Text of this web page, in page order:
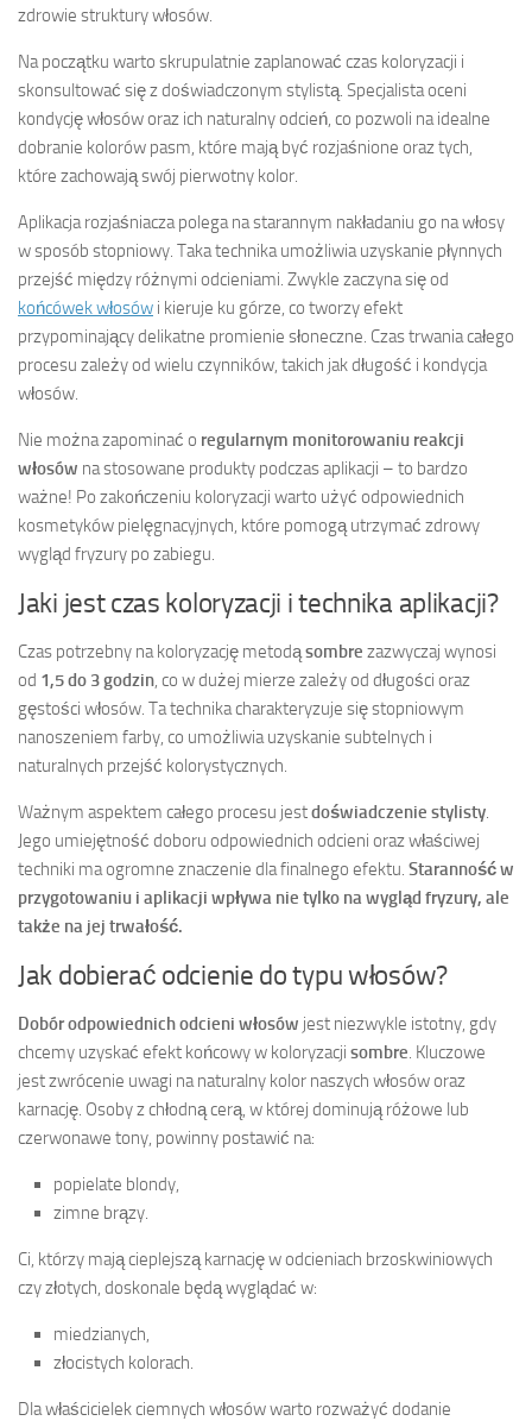
zdrowie struktury włosów.
Na początku warto skrupulatnie zaplanować czas koloryzacji i
skonsultować się z doświadczonym stylistą. Specjalista oceni
kondycję włosów oraz ich naturalny odcień, co pozwoli na idealne
dobranie kolorów pasm, które mają być rozjaśnione oraz tych,
które zachowają swój pierwotny kolor.
Aplikacja rozjaśniacza polega na starannym nakładaniu go na włosy
w sposób stopniowy. Taka technika umożliwia uzyskanie płynnych
przejść między różnymi odcieniami. Zwykle zaczyna się od
końcówek włosów i kieruje ku górze, co tworzy efekt
przypominający delikatne promienie słoneczne. Czas trwania całego
procesu zależy od wielu czynników, takich jak długość i kondycja
włosów.
Nie można zapominać o regularnym monitorowaniu reakcji
włosów na stosowane produkty podczas aplikacji – to bardzo
ważne! Po zakończeniu koloryzacji warto użyć odpowiednich
kosmetyków pielęgnacyjnych, które pomogą utrzymać zdrowy
wygląd fryzury po zabiegu.
Jaki jest czas koloryzacji i technika aplikacji?
Czas potrzebny na koloryzację metodąsombre zazwyczaj wynosi
od 1,5 do 3 godzin, co w dużej mierze zależy od długości oraz
gęstości włosów. Ta technika charakteryzuje się stopniowym
nanoszeniem farby, co umożliwia uzyskanie subtelnych i
naturalnych przejść kolorystycznych.
Ważnym aspektem całego procesu jestdoświadczenie stylisty.
Jego umiejętność doboru odpowiednich odcieni oraz właściwej
techniki ma ogromne znaczenie dla finalnego efektu. Staranność w
przygotowaniu i aplikacji wpływa nie tylko na wygląd fryzury, ale
także na jej trwałość.
Jak dobierać odcienie do typu włosów?
Dobór odpowiednich odcieni włosów jest niezwykle istotny, gdy
chcemy uzyskać efekt końcowy w koloryzacji sombre. Kluczowe
jest zwrócenie uwagi na naturalny kolor naszych włosów oraz
karnację. Osoby z chłodną cerą, w której dominują różowe lub
czerwonawe tony, powinny postawić na:
popielate blondy,
zimne brązy.
Ci, którzy mają cieplejszą karnację w odcieniach brzoskwiniowych
czy złotych, doskonale będą wyglądać w:
miedzianych,
złocistych kolorach.
Dla właścicielek ciemnych włosów warto rozważyć dodanie